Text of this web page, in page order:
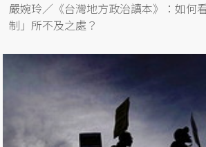
嚴婉玲／《台灣地方政治讀本》：如何
制」所不及之處？